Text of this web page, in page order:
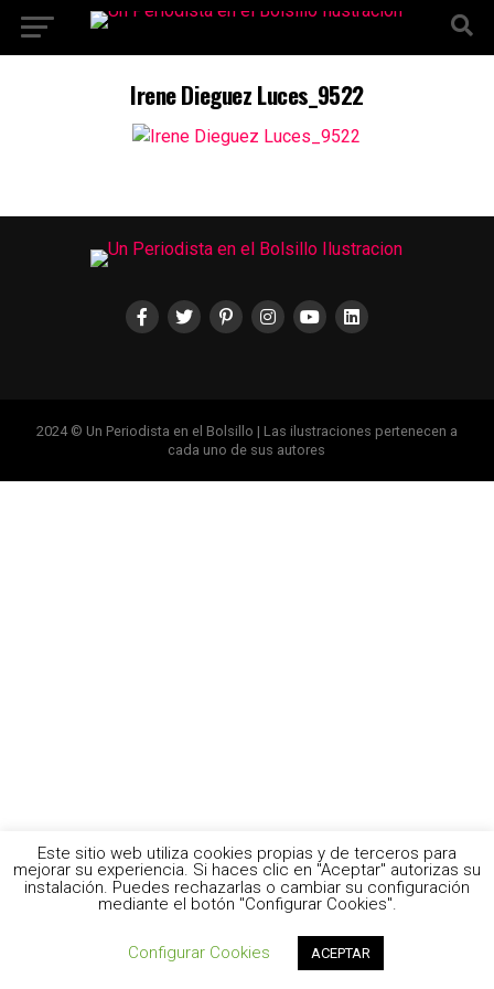
Irene Dieguez Luces_9522
2024 © Un Periodista en el Bolsillo | Las ilustraciones pertenecen a
cada uno de sus autores
Este sitio web utiliza cookies propias y de terceros para
mejorar su experiencia. Si haces clic en "Aceptar" autorizas su
instalación. Puedes rechazarlas o cambiar su configuración
mediante el botón "Configurar Cookies".
Configurar Cookies ACEPTAR